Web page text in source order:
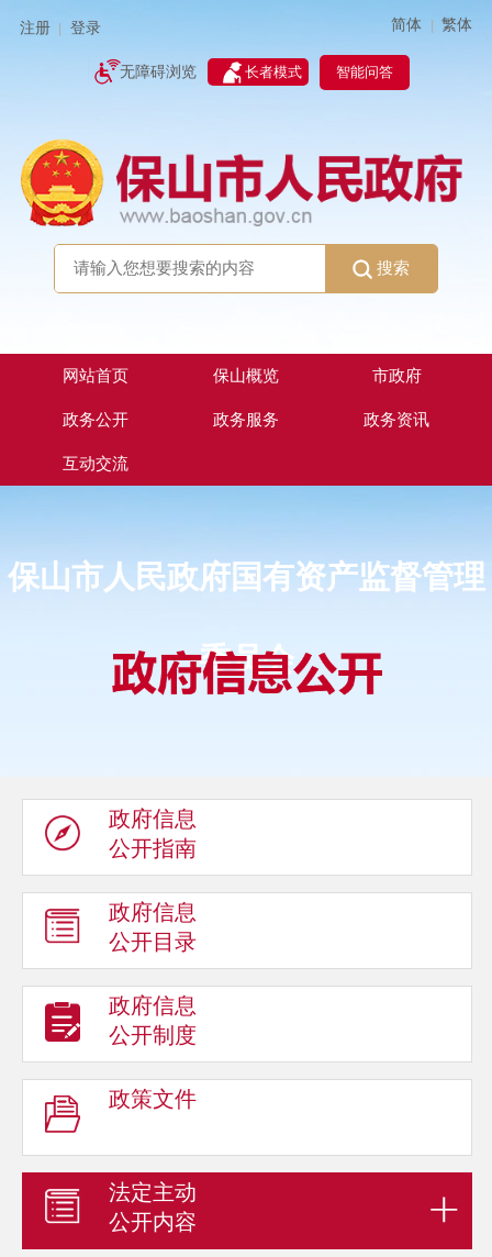
注册 登录 简体 | 繁体
无障碍浏览 长者模式 智能问答
搜索
网站首页 保山概览 市政府
政务公开 政务服务 政务资讯
互动交流
保山市人民政府国有资产监督管理
委员会
政府信息
公开指南
政府信息
公开目录
政府信息
公开制度
政策文件
法定主动
公开内容